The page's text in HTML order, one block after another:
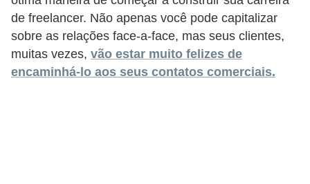
de freelancer. Não apenas você pode capitalizar
sobre as relações face-a-face, mas seus clientes,
muitas vezes, vão estar muito felizes de
encaminhá-lo aos seus contatos comerciais.
m
o
!